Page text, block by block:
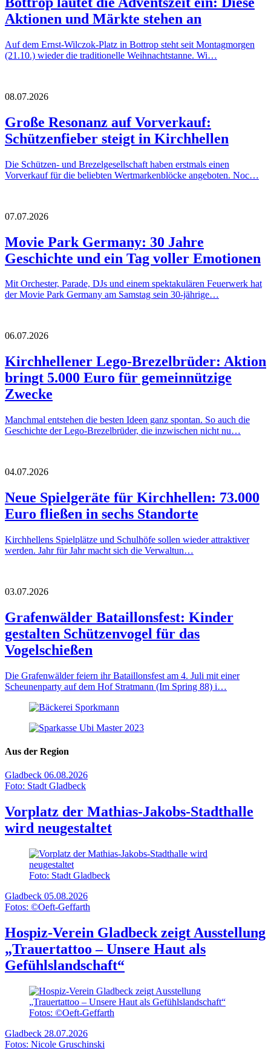
Aktionen und Märkte stehen an
Auf dem Ernst-Wilczok-Platz in Bottrop steht seit Montagmorgen
(21.10.) wieder die traditionelle Weihnachtstanne. Wi…
08.07.2026
Große Resonanz auf Vorverkauf:
Schützenfieber steigt in Kirchhellen
Die Schützen- und Brezelgesellschaft haben erstmals einen
Vorverkauf für die beliebten Wertmarkenblöcke angeboten. Noc…
07.07.2026
Movie Park Germany: 30 Jahre
Geschichte und ein Tag voller Emotionen
Mit Orchester, Parade, DJs und einem spektakulären Feuerwerk hat
der Movie Park Germany am Samstag sein 30-jährige…
06.07.2026
Kirchhellener Lego-Brezelbrüder: Aktion
bringt 5.000 Euro für gemeinnützige
Zwecke
Manchmal entstehen die besten Ideen ganz spontan. So auch die
Geschichte der Lego-Brezelbrüder, die inzwischen nicht nu…
04.07.2026
Neue Spielgeräte für Kirchhellen: 73.000
Euro fließen in sechs Standorte
Kirchhellens Spielplätze und Schulhöfe sollen wieder attraktiver
werden. Jahr für Jahr macht sich die Verwaltun…
03.07.2026
Grafenwälder Bataillonsfest: Kinder
gestalten Schützenvogel für das
Vogelschießen
Die Grafenwälder feiern ihr Bataillonsfest am 4. Juli mit einer
Scheunenparty auf dem Hof Stratmann (Im Spring 88) i…
Aus der Region
Gladbeck 06.08.2026
Foto: Stadt Gladbeck
Vorplatz der Mathias-Jakobs-Stadthalle
wird neugestaltet
Foto: Stadt Gladbeck
Gladbeck 05.08.2026
Fotos: ©Oeft-Geffarth
Hospiz-Verein Gladbeck zeigt Ausstellung
„Trauertattoo – Unsere Haut als
Gefühlslandschaft“
Fotos: ©Oeft-Geffarth
Gladbeck 28.07.2026
Fotos: Nicole Gruschinski